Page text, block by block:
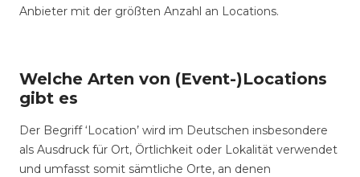
Anbieter mit der größten Anzahl an Locations.
Welche Arten von (Event-)Locations
gibt es
Der Begriff ‘Location’ wird im Deutschen insbesondere
als Ausdruck für Ort, Örtlichkeit oder Lokalität verwendet
und umfasst somit sämtliche Orte, an denen